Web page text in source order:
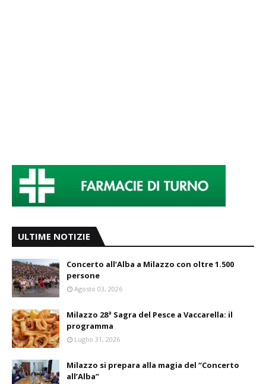
ULTIME NOTIZIE
Concerto all’Alba a Milazzo con oltre 1.500
persone
Agosto 03, 2026
Milazzo 28ª Sagra del Pesce a Vaccarella: il
programma
Luglio 31, 2026
Milazzo si prepara alla magia del “Concerto
all’Alba”